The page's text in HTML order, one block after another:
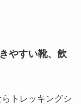
やすい靴、飲
らトレッキングシ